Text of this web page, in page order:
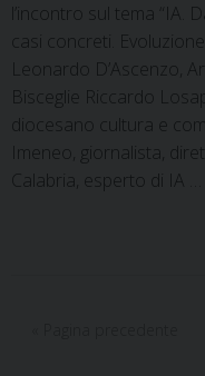
l’incontro sul tema “IA.
casi concreti.
Leonardo D’Ascenzo,
Bisceglie Riccardo
diocesano cultura e
Imeneo, giornalista,
Calabria, esperto di IA …